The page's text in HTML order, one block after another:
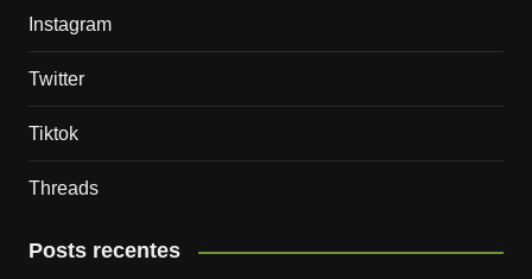
Instagram
Twitter
Tiktok
Threads
Posts recentes